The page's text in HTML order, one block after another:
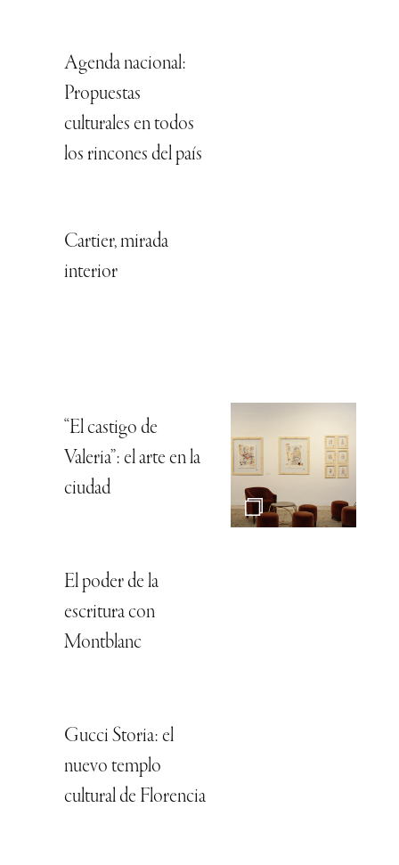
Agenda nacional:
Propuestas
culturales en todos
los rincones del país
Cartier, mirada
interior
“El castigo de
Valeria”: el arte en la
ciudad
El poder de la
escritura con
Montblanc
Gucci Storia: el
nuevo templo
cultural de Florencia